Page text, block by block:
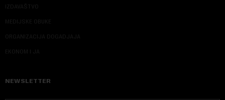
IZDAVAŠTVO
MEDIJSKE OBUKE
ORGANIZACIJA DOGADJAJA
EKONOM I JA
NEWSLETTER